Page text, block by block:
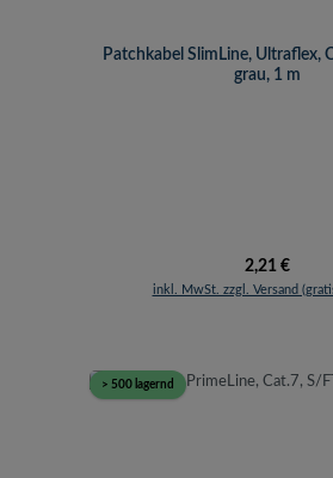
Patchkabel SlimLine, Ultraflex,
grau, 1 m
Regulärer
2,21 €
inkl. MwSt. zzgl. Versand
> 500 lagernd